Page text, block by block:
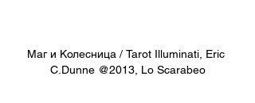
Маг и Колесница / Tarot Illuminati, Eric
C.Dunne @2013, Lo Scarabeo